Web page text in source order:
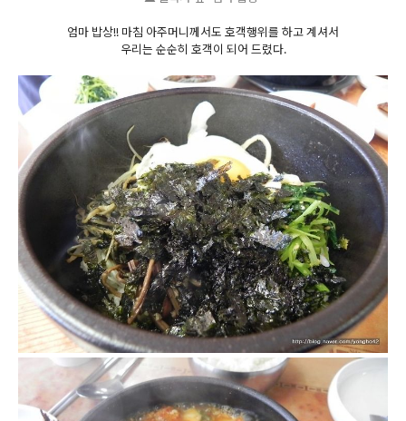
엄마 밥상!! 마침 아주머니께서도 호객행위를 하고 계셔서
우리는 순순히 호객이 되어 드렸다.